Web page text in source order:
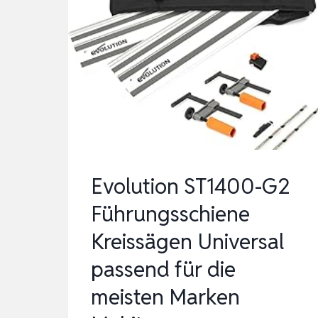
Evolution ST1400-G2
Führungsschiene
Kreissägen Universal
passend für die
meisten Marken